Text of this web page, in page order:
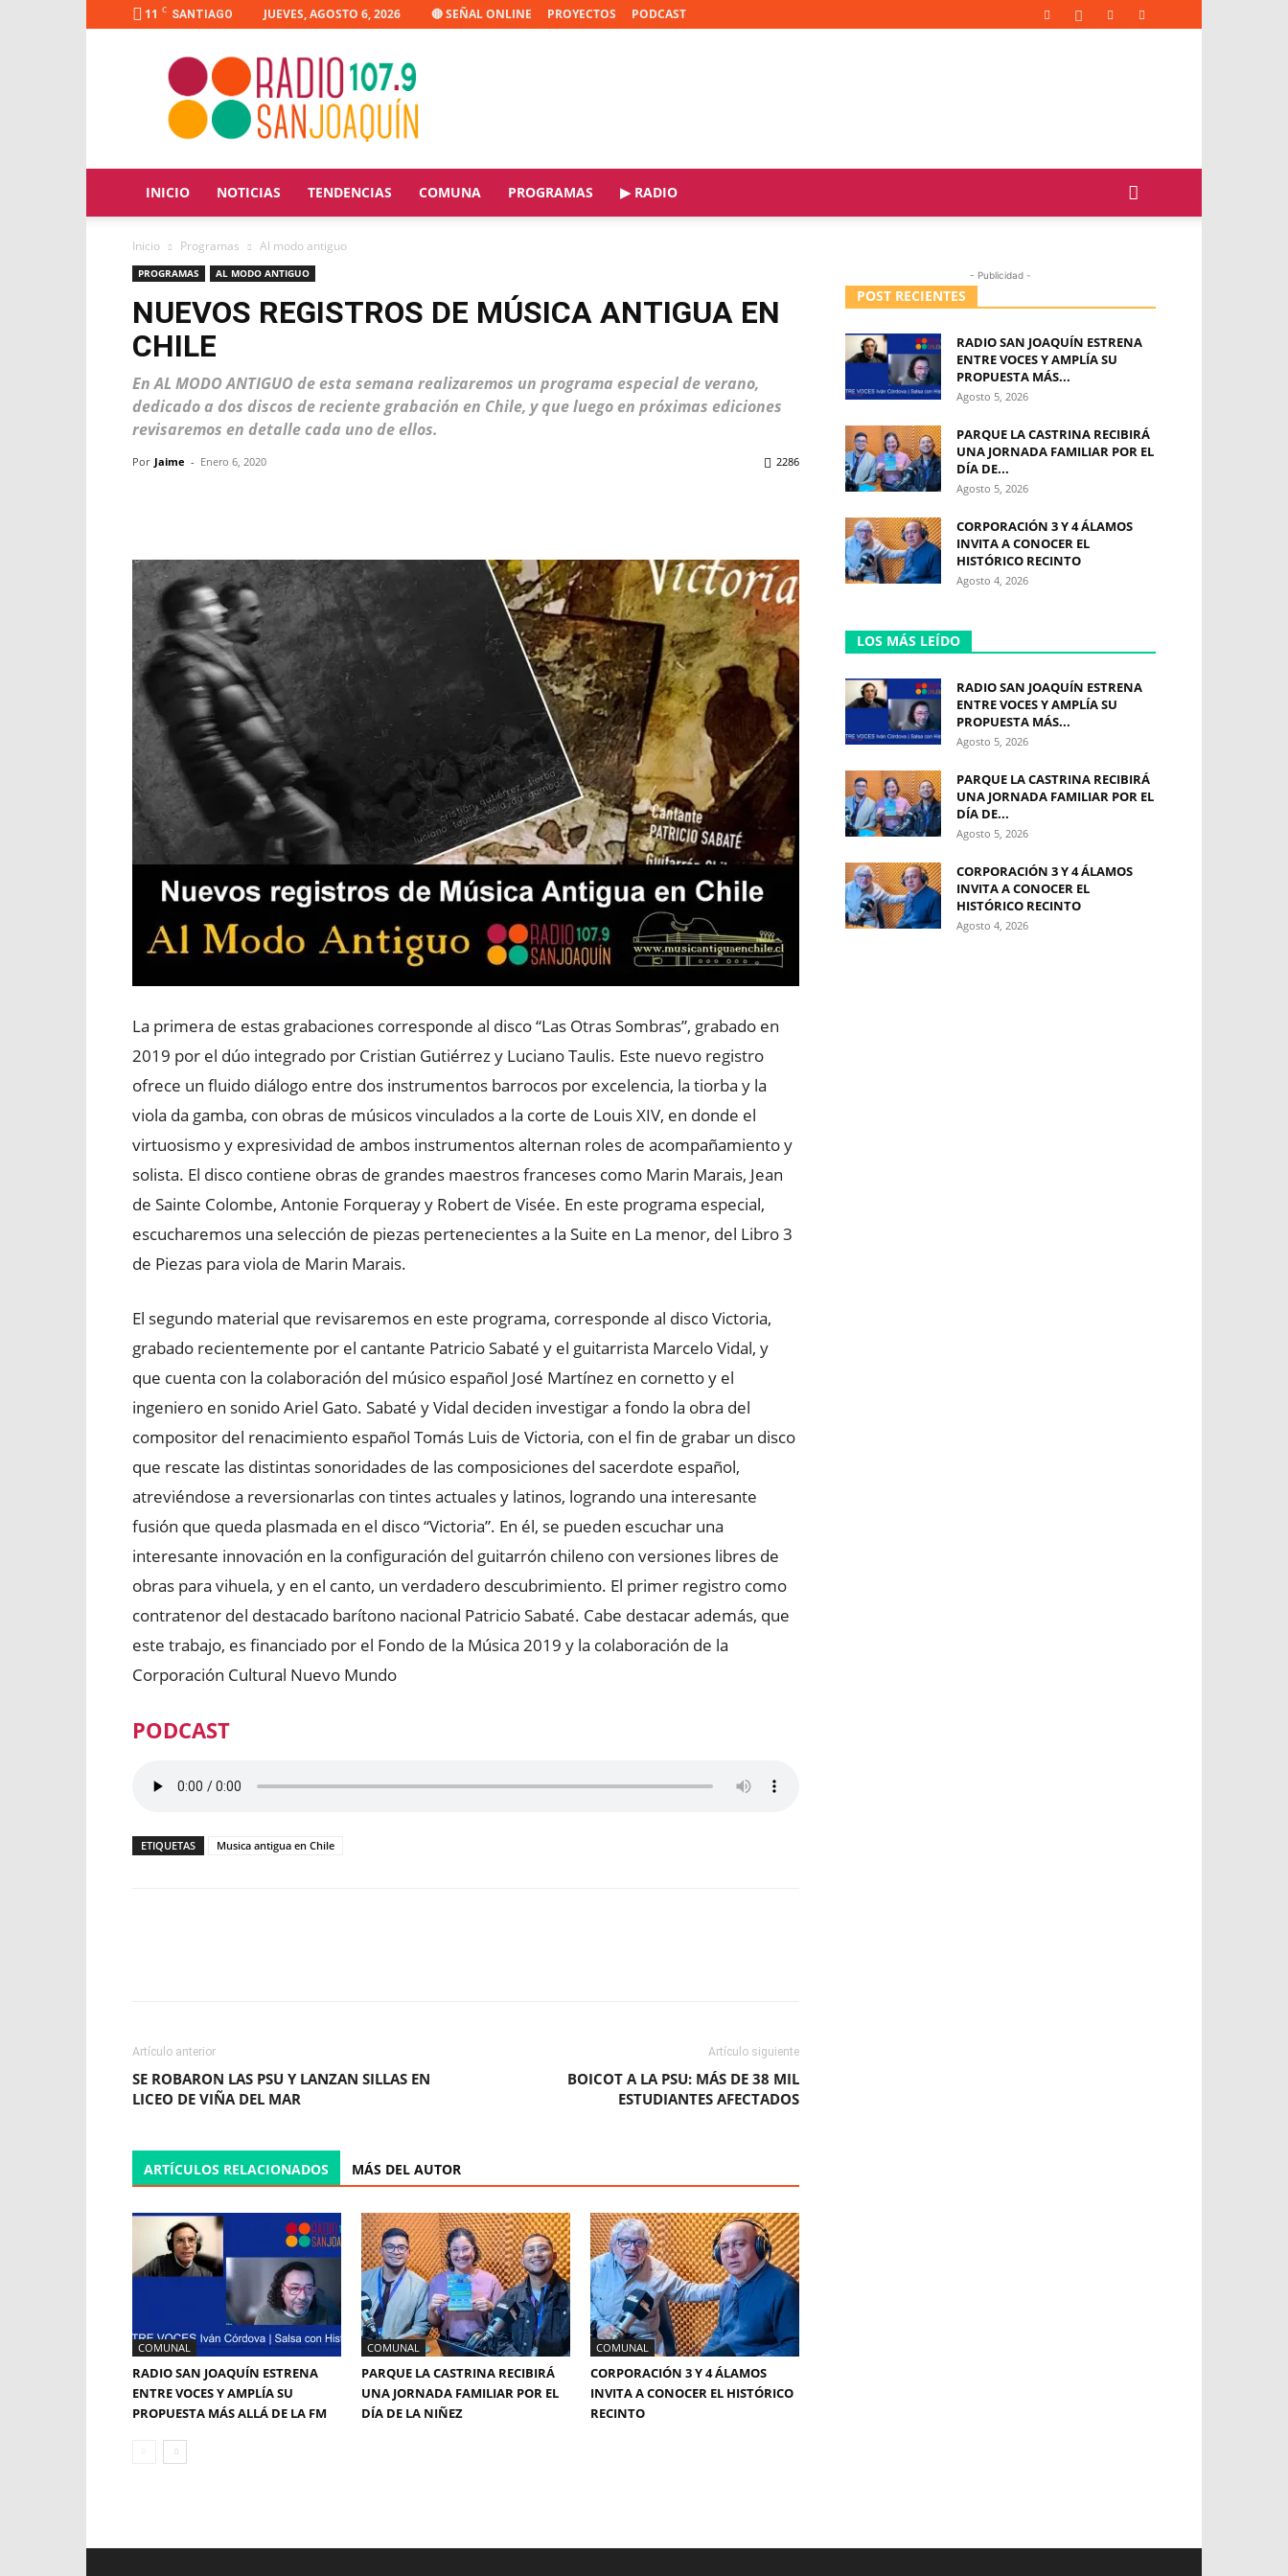
11 C SANTIAGO JUEVES, AGOSTO 6, 2026 🔴 SEÑAL ONLINE PROYECTOS PODCAST
Radio
Joaquín
INICIO NOTICIAS TENDENCIAS COMUNA PROGRAMAS ▶ RADIO
Inicio Programas Al modo antiguo
PROGRAMAS AL MODO ANTIGUO
NUEVOS REGISTROS DE MÚSICA ANTIGUA EN
CHILE
En AL MODO ANTIGUO de esta semana realizaremos un programa especial de verano,
dedicado a dos discos de reciente grabación en Chile, y que luego en próximas ediciones
revisaremos en detalle cada uno de ellos.
Por Jaime - Enero 6, 2020 2286
La primera de estas grabaciones corresponde al disco “Las Otras Sombras”, grabado en
2019 por el dúo integrado por Cristian Gutiérrez y Luciano Taulis. Este nuevo registro
ofrece un fluido diálogo entre dos instrumentos barrocos por excelencia, la tiorba y la
viola da gamba, con obras de músicos vinculados a la corte de Louis XIV, en donde el
virtuosismo y expresividad de ambos instrumentos alternan roles de acompañamiento y
solista. El disco contiene obras de grandes maestros franceses como Marin Marais, Jean
de Sainte Colombe, Antonie Forqueray y Robert de Visée. En este programa especial,
escucharemos una selección de piezas pertenecientes a la Suite en La menor, del Libro 3
de Piezas para viola de Marin Marais.
El segundo material que revisaremos en este programa, corresponde al disco Victoria,
grabado recientemente por el cantante Patricio Sabaté y el guitarrista Marcelo Vidal, y
que cuenta con la colaboración del músico español José Martínez en cornetto y el
ingeniero en sonido Ariel Gato. Sabaté y Vidal deciden investigar a fondo la obra del
compositor del renacimiento español Tomás Luis de Victoria, con el fin de grabar un disco
que rescate las distintas sonoridades de las composiciones del sacerdote español,
atreviéndose a reversionarlas con tintes actuales y latinos, logrando una interesante
fusión que queda plasmada en el disco “Victoria”. En él, se pueden escuchar una
interesante innovación en la configuración del guitarrón chileno con versiones libres de
obras para vihuela, y en el canto, un verdadero descubrimiento. El primer registro como
contratenor del destacado barítono nacional Patricio Sabaté. Cabe destacar además, que
este trabajo, es financiado por el Fondo de la Música 2019 y la colaboración de la
Corporación Cultural Nuevo Mundo
PODCAST
ETIQUETAS Musica antigua en Chile
Artículo anterior
SE ROBARON LAS PSU Y LANZAN SILLAS EN
LICEO DE VIÑA DEL MAR
Artículo siguiente
BOICOT A LA PSU: MÁS DE 38 MIL
ESTUDIANTES AFECTADOS
ARTÍCULOS RELACIONADOS MÁS DEL AUTOR
COMUNAL
RADIO SAN JOAQUÍN ESTRENA
ENTRE VOCES Y AMPLÍA SU
PROPUESTA MÁS ALLÁ DE LA FM
COMUNAL
PARQUE LA CASTRINA RECIBIRÁ
UNA JORNADA FAMILIAR POR EL
DÍA DE LA NIÑEZ
COMUNAL
CORPORACIÓN 3 Y 4 ÁLAMOS
INVITA A CONOCER EL HISTÓRICO
RECINTO
- Publicidad -
POST RECIENTES
RADIO SAN JOAQUÍN ESTRENA
ENTRE VOCES Y AMPLÍA SU
PROPUESTA MÁS...
Agosto 5, 2026
PARQUE LA CASTRINA RECIBIRÁ
UNA JORNADA FAMILIAR POR EL
DÍA DE...
Agosto 5, 2026
CORPORACIÓN 3 Y 4 ÁLAMOS
INVITA A CONOCER EL
HISTÓRICO RECINTO
Agosto 4, 2026
LOS MÁS LEÍDO
RADIO SAN JOAQUÍN ESTRENA
ENTRE VOCES Y AMPLÍA SU
PROPUESTA MÁS...
Agosto 5, 2026
PARQUE LA CASTRINA RECIBIRÁ
UNA JORNADA FAMILIAR POR EL
DÍA DE...
Agosto 5, 2026
CORPORACIÓN 3 Y 4 ÁLAMOS
INVITA A CONOCER EL
HISTÓRICO RECINTO
Agosto 4, 2026